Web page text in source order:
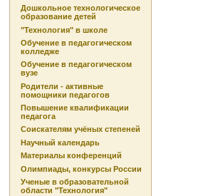
Дошкольное технологическое
образование детей
"Технология" в школе
Обучение в педагогическом
колледже
Обучение в педагогическом
вузе
Родители - активные
помощники педагогов
Повышение квалификации
педагога
Соискателям учёных степеней
Научный календарь
Материалы конференций
Олимпиады, конкурсы России
Ученые в образовательной
области "Технология"